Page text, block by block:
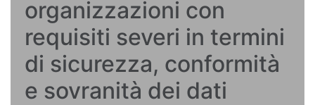
organizzazioni con
requisiti severi in termini
di sicurezza, conformità
e sovranità dei dati